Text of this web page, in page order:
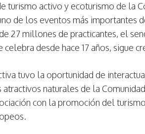
turismo activo y ecoturismo de la
de los eventos más importantes
27 millones de practicantes, el
desde hace 17 años, sigue
tuvo la oportunidad de
naturales de la
con la promoción del